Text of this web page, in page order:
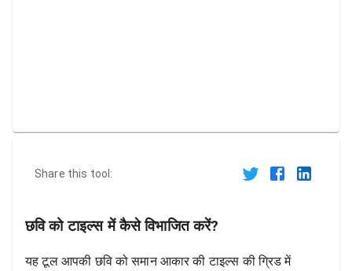
Share this tool:
छवि को टाइल्स में कैसे विभाजित करें?
यह टूल आपकी छवि को समान आकार की टाइल्स की ग्रिड में